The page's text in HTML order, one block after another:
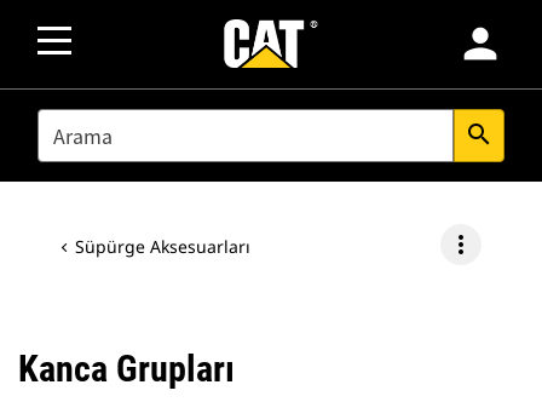
person
SEARCH search
Süpürge Aksesuarları more_vert
Kanca Grupları